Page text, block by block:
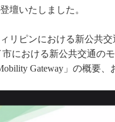
壇いたしました。
リピンにおける新公共
市における新公共交通の
Gateway」の概要